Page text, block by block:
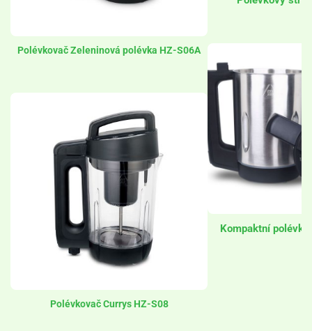
Polévkovač Zeleninová polévka HZ-S06A
Polévkovač Currys HZ-S08
Kompaktní